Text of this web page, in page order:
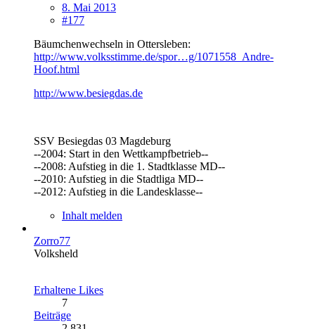
8. Mai 2013
#177
Bäumchenwechseln in Ottersleben:
http://www.volksstimme.de/spor…g/1071558_Andre-
Hoof.html
http://www.besiegdas.de
SSV Besiegdas 03 Magdeburg
--2004: Start in den Wettkampfbetrieb--
--2008: Aufstieg in die 1. Stadtklasse MD--
--2010: Aufstieg in die Stadtliga MD--
--2012: Aufstieg in die Landesklasse--
Inhalt melden
Zorro77
Volksheld
Erhaltene Likes
7
Beiträge